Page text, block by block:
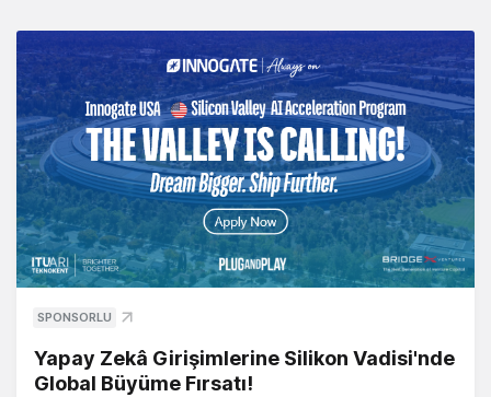
SPONSORLU
Yapay Zekâ Girişimlerine Silikon Vadisi'nde
Global Büyüme Fırsatı!